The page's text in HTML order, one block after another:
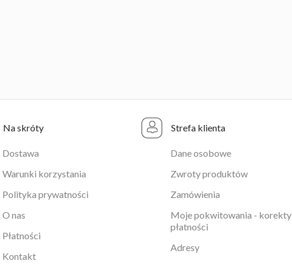
Na skróty
Dostawa
Warunki korzystania
Polityka prywatności
O nas
Płatności
Kontakt
Strefa klienta
Dane osobowe
Zwroty produktów
Zamówienia
Moje pokwitowania - korekty
płatności
Adresy